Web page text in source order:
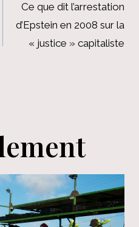
Ce que dit l’arrestation
d’Epstein en 2008 sur la
« justice » capitaliste